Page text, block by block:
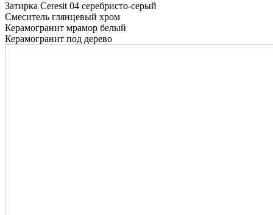
Затирка Ceresit 04 серебристо-серый
Смеситель глянцевый хром
Керамогранит мрамор белый
Керамогранит под дерево